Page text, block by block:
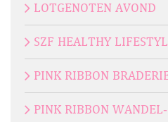
LOTGENOTEN AVOND
SZF HEALTHY
PINK RIBBON
PINK RIBBON